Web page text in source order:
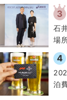
3
石
場
4
泊